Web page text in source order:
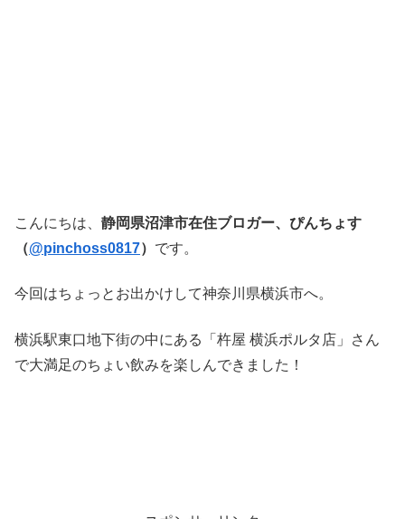
こんにちは、 静岡県沼津市在住ブロガー、ぴんちょす
（@pinchoss0817） です。
今回はちょっとお出かけして神奈川県横浜市へ。
横浜駅東口地下街の中にある「杵屋 横浜ポルタ店」さん
で大満足のちょい飲みを楽しんできました！